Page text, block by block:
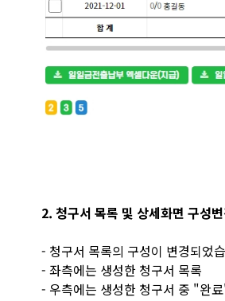
2. 청구서 목록 및 상세화면 구성
- 청구서 목록의 구성이 변경되었
- 좌측에는 생성한 청구서 목록
- 우측에는 생성한 청구서 중 "완